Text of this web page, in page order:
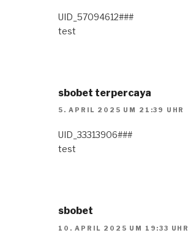
UID_57094612###
test
sbobet terpercaya
5. APRIL 2025 UM 21:39 UHR
UID_33313906###
test
sbobet
10. APRIL 2025 UM 19:33 UHR